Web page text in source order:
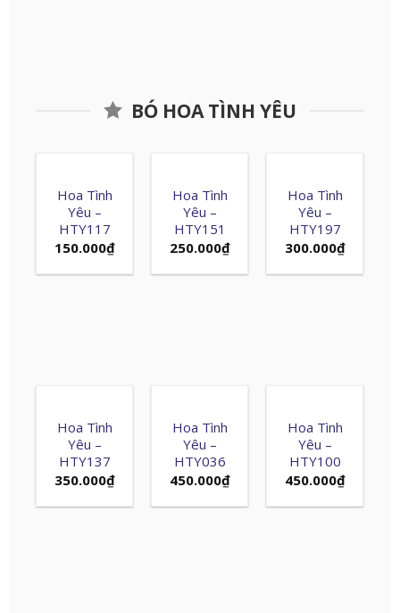
BÓ HOA TÌNH YÊU
Hoa Tình
Yêu –
HTY117
150.000₫
Hoa Tình
Yêu –
HTY151
250.000₫
Hoa Tình
Yêu –
HTY197
300.000₫
Hoa Tình
Yêu –
HTY137
350.000₫
Hoa Tình
Yêu –
HTY036
450.000₫
Hoa Tình
Yêu –
HTY100
450.000₫